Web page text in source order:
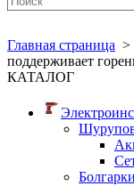
Главная страница >
поддерживает
КАТАЛОГ